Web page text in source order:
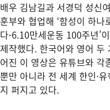
배우 김남길과 서경덕 성신
훈부와 협업해 ‘함성이 하나
다-6.10만세운동 100주년’
제작했다. 한국어와 영어 두
어진 이 영상은 유튜브와 각
뿐만 아니라 전 세계 한인·
지 퍼지고 있다.